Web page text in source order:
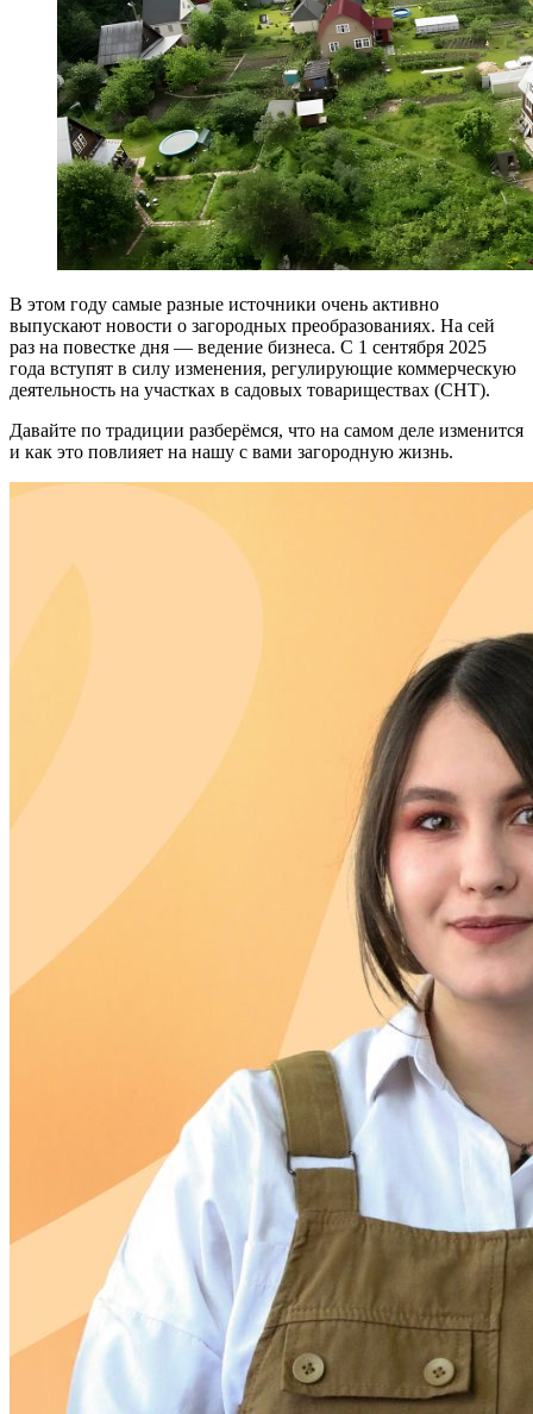
В этом году самые разные источники очень активно
выпускают новости о загородных преобразованиях. На сей
раз на повестке дня — ведение бизнеса. С 1 сентября 2025
года вступят в силу изменения, регулирующие коммерческую
деятельность на участках в садовых товариществах (СНТ).
Давайте по традиции разберёмся, что на самом деле изменится
и как это повлияет на нашу с вами загородную жизнь.